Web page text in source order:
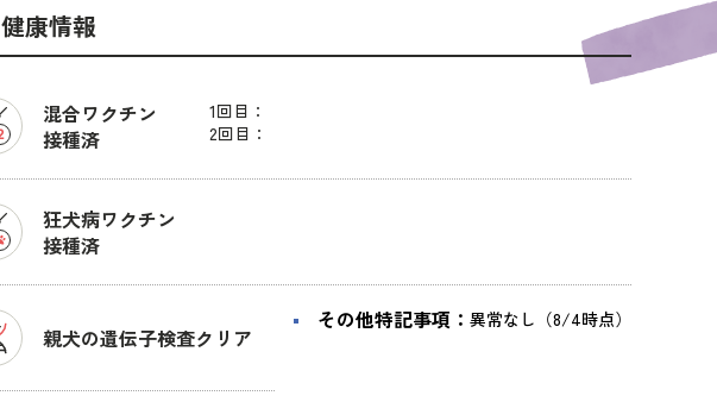
健康情報
混合ワクチン
接種済
1回目：
2回目：
狂犬病ワクチン
接種済
親犬の遺伝子検査クリア
その他特記事項： 異常なし（8/4時点）